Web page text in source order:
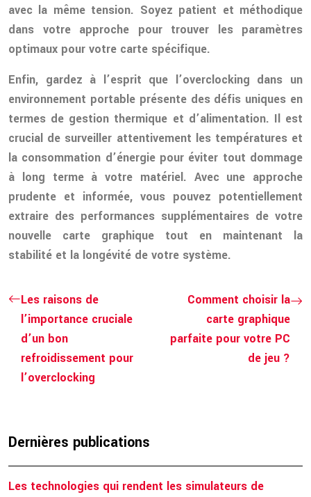
avec la même tension. Soyez patient et méthodique
dans votre approche pour trouver les paramètres
optimaux pour votre carte spécifique.
Enfin, gardez à l’esprit que l’overclocking dans un
environnement portable présente des défis uniques en
termes de gestion thermique et d’alimentation. Il est
crucial de surveiller attentivement les températures et
la consommation d’énergie pour éviter tout dommage
à long terme à votre matériel. Avec une approche
prudente et informée, vous pouvez potentiellement
extraire des performances supplémentaires de votre
nouvelle carte graphique tout en maintenant la
stabilité et la longévité de votre système.
Les raisons de
l’importance cruciale
d’un bon
refroidissement pour
l’overclocking
Comment choisir la
carte graphique
parfaite pour votre PC
de jeu ?
Dernières publications
Les technologies qui rendent les simulateurs de